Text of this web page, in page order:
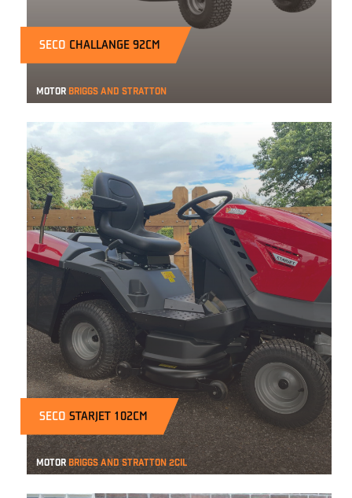
SECO CHALLANGE 92CM
MotorBriggs and Stratton
SECO STARJET 102CM
MotorBriggs and Stratton 2cil